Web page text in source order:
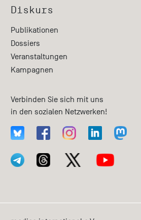
Diskurs
Publikationen
Dossiers
Veranstaltungen
Kampagnen
Verbinden Sie sich mit uns
in den sozialen Netzwerken!